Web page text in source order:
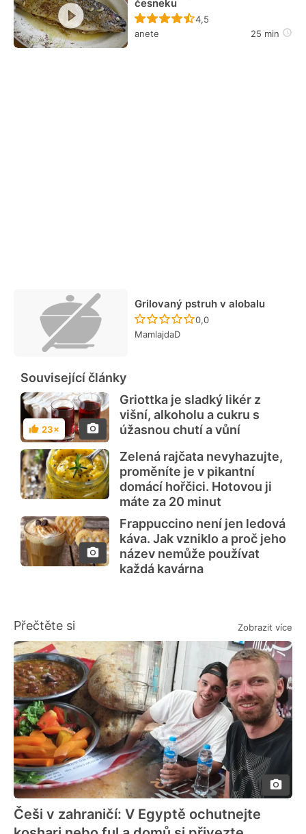
česneku
Recept ještě nebyl
4,5
anete
25 min
Grilovaný pstruh v alobalu
Recept ještě nebyl
0,0
MamlajdaD
Související články
Hodnocení
23×
Griottka je sladký likér z
višní, alkoholu a cukru s
úžasnou chutí a vůní
Zelená rajčata nevyhazujte,
proměníte je v pikantní
domácí hořčici. Hotovou ji
máte za 20 minut
Frappuccino není jen ledová
káva. Jak vzniklo a proč jeho
název nemůže používat
každá kavárna
Přečtěte si Zobrazit více
Češi v zahraničí: V Egyptě ochutnejte